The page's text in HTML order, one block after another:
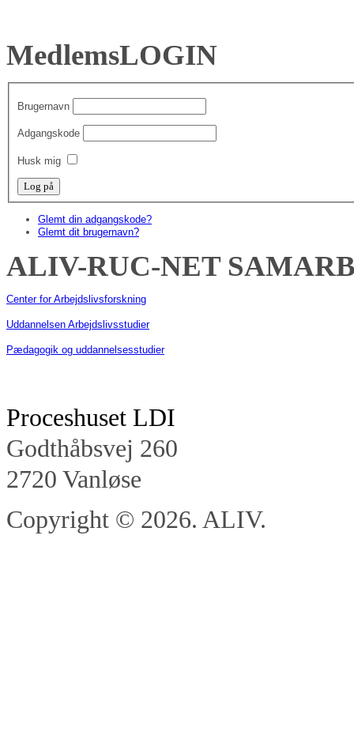
MedlemsLOGIN
Brugernavn
Adgangskode
Husk mig
Glemt din adgangskode?
Glemt dit brugernavn?
ALIV-RUC-NET
Center for Arbejdslivsforskning
Uddannelsen Arbejdslivsstudier
Pædagogik og uddannelsesstudier
Proceshuset LDI
Godthåbsvej 260
2720 Vanløse
Copyright © 2026. ALIV.